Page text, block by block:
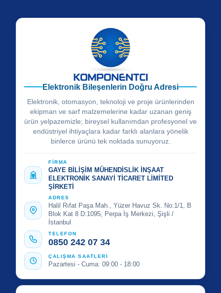
Elektronik Bileşenlerin Doğru Adresi
Elektronik, otomasyon, teknoloji ve proje ürünlerinden
ekipman ve sarf malzemelerine kadar uzanan geniş
ürün yelpazemizle; bireysel kullanımdan profesyonel ve
endüstriyel ihtiyaçlara kadar farklı alanlara yönelik
binlerce ürünü tek noktada sunuyoruz.
FİRMA
GAYE BİLİŞİM MÜHENDİSLİK İNŞAAT
ELEKTRONİK SANAYİ TİCARET LİMİTED
ŞİRKETİ
ADRES
Halil Rıfat Paşa Mah., Yüzer Havuz Sk. No:1/1, B
Blok Kat 8 D:1095, Perpa İş Merkezi, Şişli /
İstanbul
TELEFON
0850 242 07 34
ÇALIŞMA SAATLERİ
Pazartesi - Cuma: 09:00 - 18:00